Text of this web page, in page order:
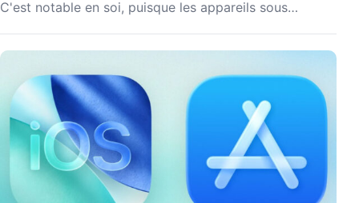
C'est notable en soi, puisque les appareils sous…